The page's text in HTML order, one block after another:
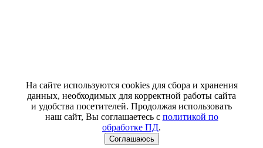
На сайте используются cookies для сбора и хранения
данных, необходимых для корректной работы сайта
и удобства посетителей. Продолжая использовать
наш сайт, Вы соглашаетесь с политикой по
обработке ПД.
Соглашаюсь